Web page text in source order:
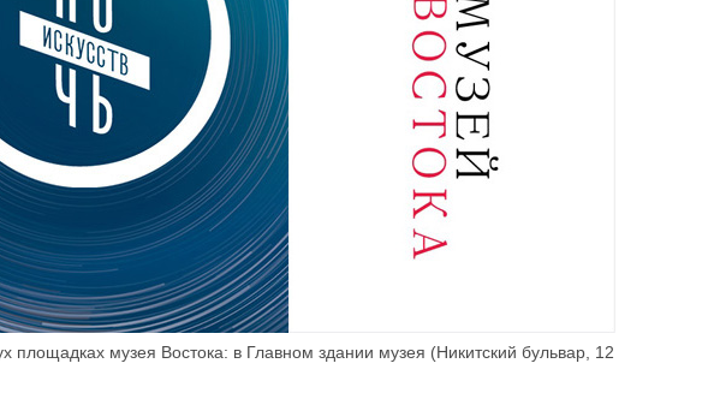
площадках музея Востока: в Главном здании музея (Никитский бульвар, 12